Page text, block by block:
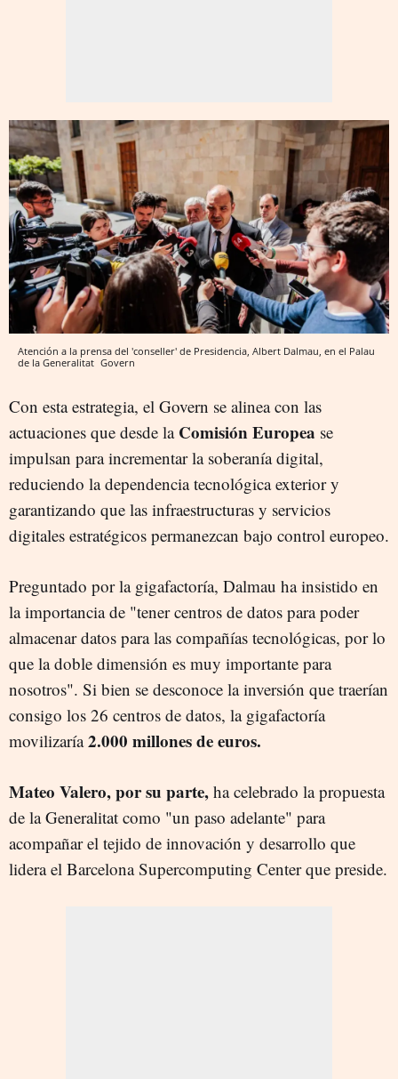
Atención a la prensa del 'conseller' de Presidencia, Albert Dalmau, en el Palau
de la Generalitat Govern
Con esta estrategia, el Govern se alinea con las
actuaciones que desde laComisión Europea se
impulsan para incrementar la soberanía digital,
reduciendo la dependencia tecnológica exterior y
garantizando que las infraestructuras y servicios
digitales estratégicos permanezcan bajo control europeo.
Preguntado por la gigafactoría, Dalmau ha insistido en
la importancia de "tener centros de datos para poder
almacenar datos para las compañías tecnológicas, por lo
que la doble dimensión es muy importante para
nosotros". Si bien se desconoce la inversión que traerían
consigo los 26 centros de datos, la gigafactoría
movilizaría2.000 millones de euros.
Mateo Valero, por su parte, ha celebrado la propuesta
de la Generalitat como "un paso adelante" para
acompañar el tejido de innovación y desarrollo que
lidera el Barcelona Supercomputing Center que preside.